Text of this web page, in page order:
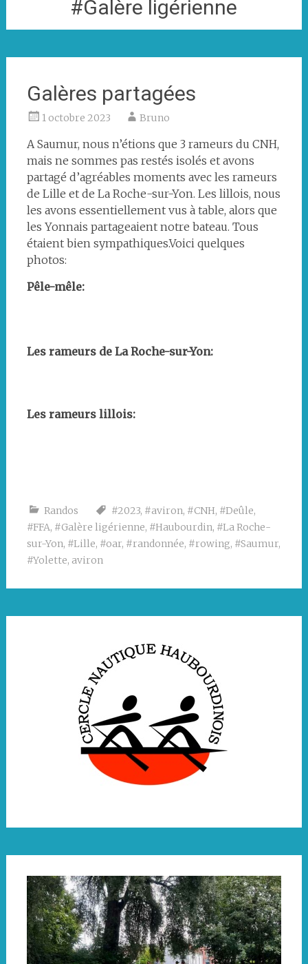
#Galère ligérienne
Galères partagées
1 octobre 2023 Bruno
A Saumur, nous n’étions que 3 rameurs du CNH,
mais ne sommes pas restés isolés et avons
partagé d’agréables moments avec les rameurs
de Lille et de La Roche-sur-Yon. Les lillois, nous
les avons essentiellement vus à table, alors que
les Yonnais partageaient notre bateau. Tous
étaient bien sympathiques.Voici quelques
photos:
Pêle-mêle:
la
pris CNH
sur-
la
Les rameurs de La Roche-sur-Yon:
Yonnais
Les rameurs lillois:
équipages
lillois
Randos #2023, #aviron, #CNH, #Deûle,
#FFA, #Galère ligérienne, #Haubourdin, #La Roche-
sur-Yon, #Lille, #oar, #randonnée, #rowing, #Saumur,
#Yolette, aviron